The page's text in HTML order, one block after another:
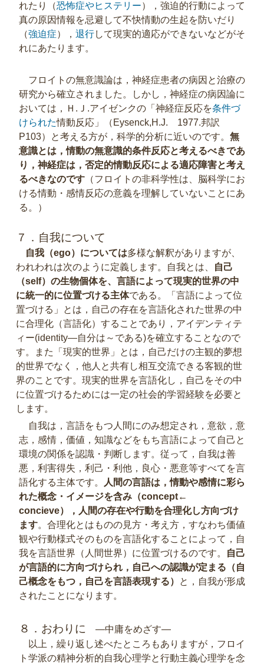
れたり（恐怖症やヒステリー），強迫的行動によって
真の原因情報を忌避して不快情動の生起を防いだり
（強迫症）， 退行して現実的適応ができないなどがそ
れにあたります。
フロイトの無意識論は，神経症患者の病因と治療の
研究から確立されました。しかし，神経症の病因論に
おいては，Ｈ.Ｊ.アイゼンクの「神経症反応を条件づ
けられた情動反応」（Eysenck,H.J. 1977.邦訳
P103）と考える方が，科学的分析に近いのです。 無
意識とは，情動の無意識的条件反応と考えるべきであ
り，神経症は，否定的情動反応による適応障害と考え
るべきなのです（フロイトの非科学性は、脳科学にお
ける情動・感情反応の意義を理解していないことにあ
る。）
７．自我について
自我（ego）については多様な解釈がありますが、
われわれは次のように定義します。自我とは、
自己
（self）の生物個体を、言語によって現実的世界の中
に統一的に位置づける主体である。「言語によって位
置づける」とは，自己の存在を言語化された世界の中
に合理化（言語化）することであり，アイデンティテ
ィー(identity―自分は～である)を確立することなので
す。また「現実的世界」とは，自己だけの主観的夢想
的世界でなく，他人と共有し相互交流できる客観的世
界のことです。現実的世界を言語化し，自己をその中
に位置づけるためには一定の社会的学習経験を必要と
します。
自我は，言語をもつ人間にのみ想定され，意欲，意
志，感情，価値，知識などをもち言語によって自己と
環境の関係を認識・判断します。従って，自我は善
悪，利害得失，利己・利他，良心・悪意等すべてを言
語化する主体です。
人間の言語は，情動や感情に彩ら
れた概念・イメージを含み（concept←
concieve），人間の存在や行動を合理化し方向づけ
ます。合理化とはものの見方・考え方，すなわち価値
観や行動様式そのものを言語化することによって，自
我を言語世界（人間世界）に位置づけるのです。
自己
が言語的に方向づけられ，自己への認識が定まる（自
己概念をもつ，自己を言語表現する）
と，自我が形成
されたことになります。
８．おわりに ―中庸をめざす―
以上，繰り返し述べたところもありますが，フロイ
ト学派の精神分析的自我心理学と行動主義心理学を念